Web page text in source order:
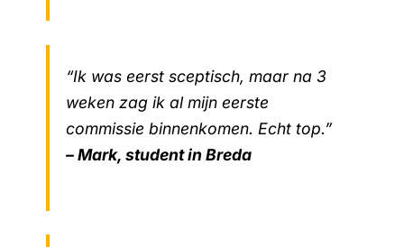
“Ik was eerst sceptisch, maar na 3
weken zag ik al mijn eerste
commissie binnenkomen. Echt top.”
– Mark, student in Breda